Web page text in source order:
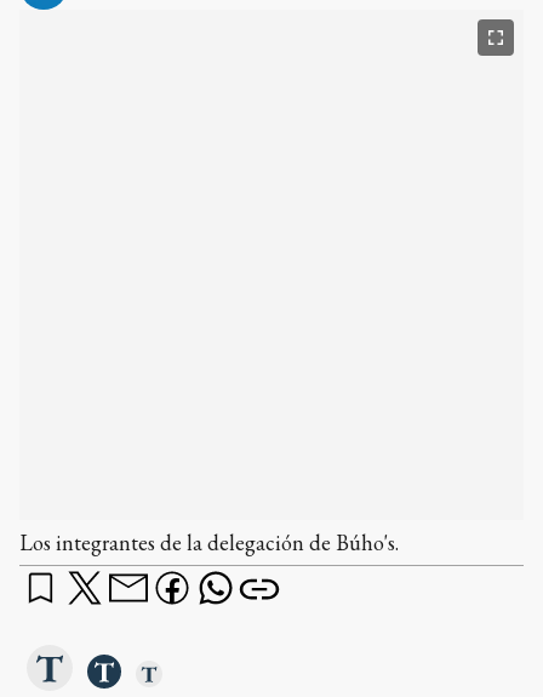
Los integrantes de la delegación de Búho's.